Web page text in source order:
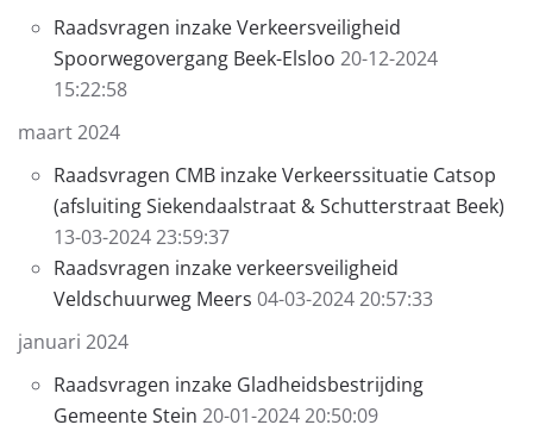
Raadsvragen inzake Verkeersveiligheid
Spoorwegovergang Beek-Elsloo 20-12-2024
15:22:58
maart 2024
Raadsvragen CMB inzake Verkeerssituatie Catsop
(afsluiting Siekendaalstraat & Schutterstraat Beek)
13-03-2024 23:59:37
Raadsvragen inzake verkeersveiligheid
Veldschuurweg Meers 04-03-2024 20:57:33
januari 2024
Raadsvragen inzake Gladheidsbestrijding
Gemeente Stein 20-01-2024 20:50:09